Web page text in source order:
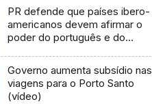
PR defende que países ibero-
americanos devem afirmar o
poder do português e do
Governo aumenta subsídio nas
viagens para o Porto Santo
(vídeo)